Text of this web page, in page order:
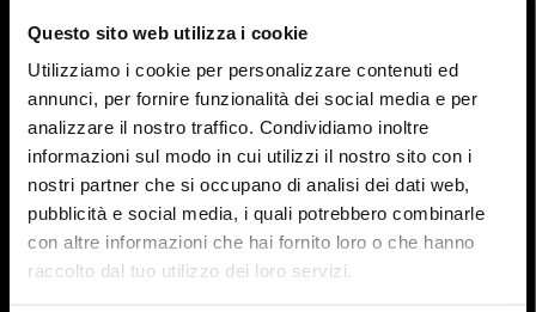
Questo sito web utilizza i cookie
Utilizziamo i cookie per personalizzare contenuti ed
annunci, per fornire funzionalità dei social media e per
analizzare il nostro traffico. Condividiamo inoltre
informazioni sul modo in cui utilizzi il nostro sito con i
nostri partner che si occupano di analisi dei dati web,
pubblicità e social media, i quali potrebbero combinarle
con altre informazioni che hai fornito loro o che hanno
raccolto dal tuo utilizzo dei loro servizi.
PAGE NON TROUVÉE
Vous pouvez redémarrer à partir de la page
d'accueil et cliquer sur l'un des éléments du
menu.
HoReCa
Concepteur/Planificateur
Particulier
Distributeur